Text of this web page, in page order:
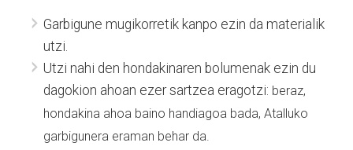
Garbigune mugikorretik kanpo ezin da materialik
utzi.
Utzi nahi den hondakinaren bolumenak ezin du
dagokion ahoan ezer sartzea eragotzi: beraz,
hondakina ahoa baino handiagoa bada, Atalluko
garbigunera eraman behar da.